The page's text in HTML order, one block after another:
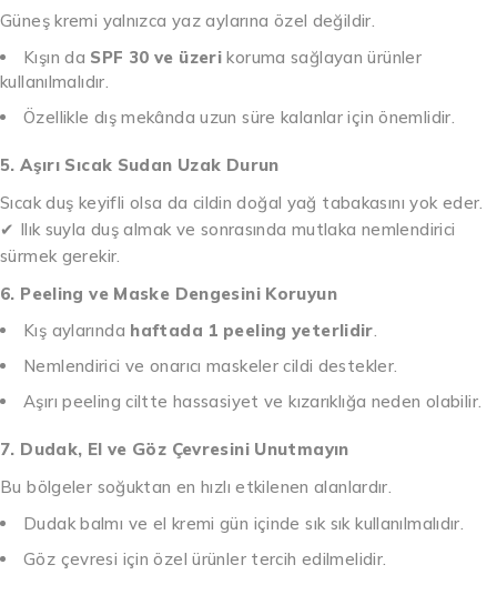
Güneş kremi yalnızca yaz aylarına özel değildir.
Kışın da SPF 30 ve üzeri koruma sağlayan ürünler
kullanılmalıdır.
Özellikle dış mekânda uzun süre kalanlar için önemlidir.
5. Aşırı Sıcak Sudan Uzak Durun
Sıcak duş keyifli olsa da cildin doğal yağ tabakasını yok eder.
✔ Ilık suyla duş almak ve sonrasında mutlaka nemlendirici
sürmek gerekir.
6. Peeling ve Maske Dengesini Koruyun
Kış aylarında haftada 1 peeling yeterlidir.
Nemlendirici ve onarıcı maskeler cildi destekler.
Aşırı peeling ciltte hassasiyet ve kızarıklığa neden olabilir.
7. Dudak, El ve Göz Çevresini Unutmayın
Bu bölgeler soğuktan en hızlı etkilenen alanlardır.
Dudak balmı ve el kremi gün içinde sık sık kullanılmalıdır.
Göz çevresi için özel ürünler tercih edilmelidir.